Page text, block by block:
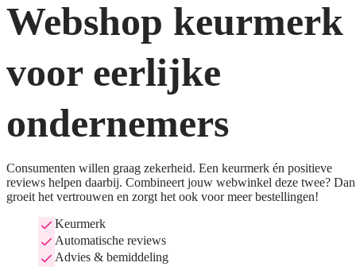
Webshop keurmerk
voor eerlijke
ondernemers
Consumenten willen graag zekerheid. Een keurmerk én positieve
reviews helpen daarbij. Combineert jouw webwinkel deze twee? Dan
groeit het vertrouwen en zorgt het ook voor meer bestellingen!
Keurmerk
Automatische reviews
Advies & bemiddeling